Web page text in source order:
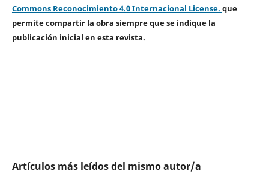
Commons Reconocimiento 4.0 Internacional License. que
permite compartir la obra siempre que se indique la
publicación inicial en esta revista.
Artículos más leídos del mismo autor/a